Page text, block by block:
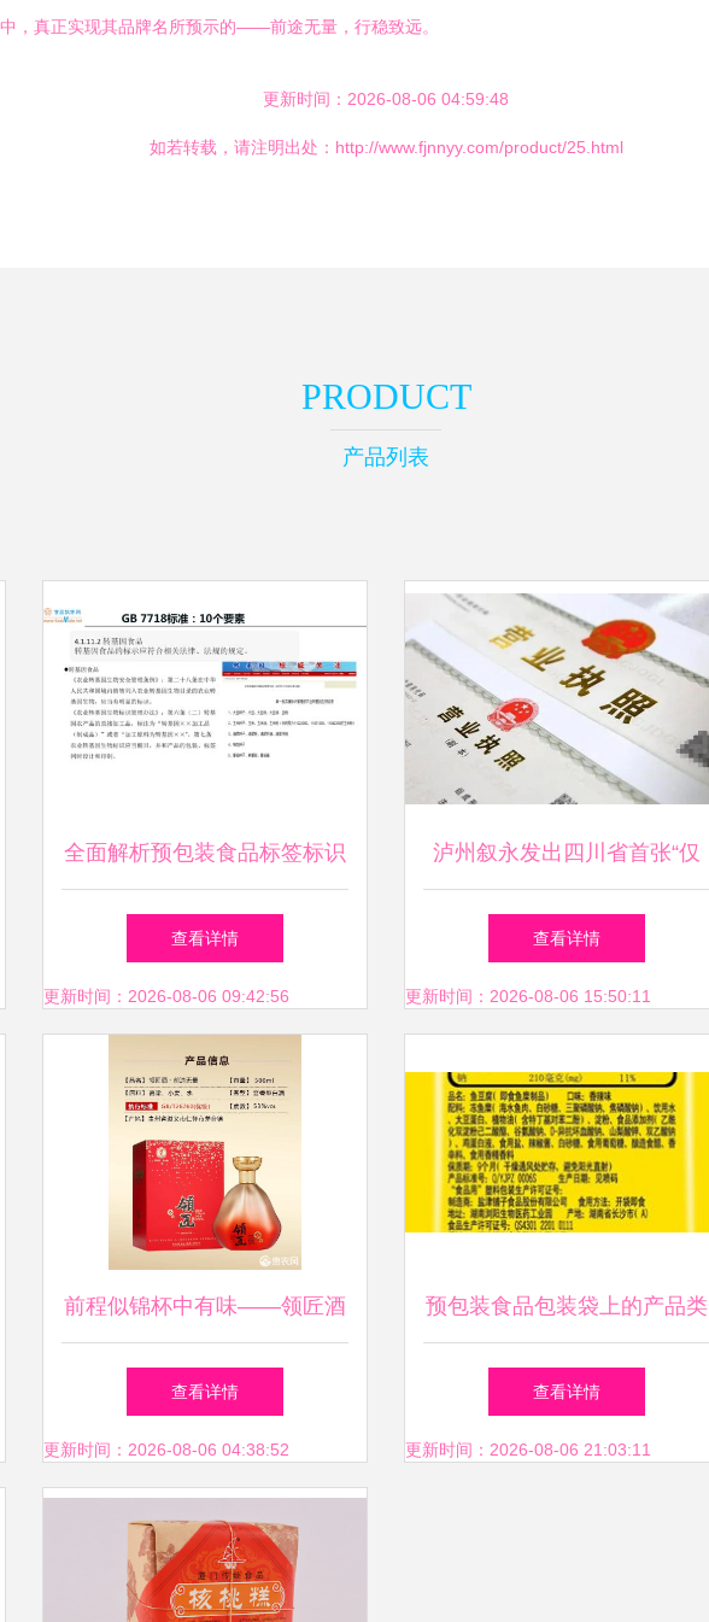
，真正实现其品牌名所预示的——前途无量，行稳致远。
更新时间：2026-08-06 04:59:48
如若转载，请注明出处：http://www.fjnnyy.com/product/25.html
PRODUCT
产品列表
全面解析预包装食品标签标识
要求\n\n在现代社会，预包装
食品的法定信息在于产品的溯
源性及其合法性，它是消费者
了解食品成分、安全和营养属
性的主要途径。最近我们对经
（GB 7718系列）、甚至《食
品添加剂通用版规定》(以及
查看详情
更新时间：2026-08-06 09:42:56
泸州叙永发出四川省首张“仅
销售预包装食品”营业执照 预
包装食品经营迈入“证照合
一”新时代
查看详情
更新时间：2026-08-06 15:50:11
前程似锦杯中有味——领匠酒
（前途无量）品鉴札记
查看详情
更新时间：2026-08-06 04:38:52
预包装食品包装袋上的产品类
型 类别名称的内涵解析
查看详情
更新时间：2026-08-06 21:03:11